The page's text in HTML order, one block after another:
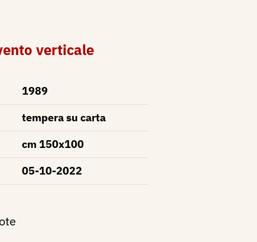
verticale
1989
tempera su carta
cm 150x100
05-10-2022